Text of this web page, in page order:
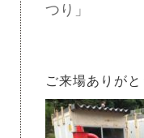
つり」
ご来場ありがと